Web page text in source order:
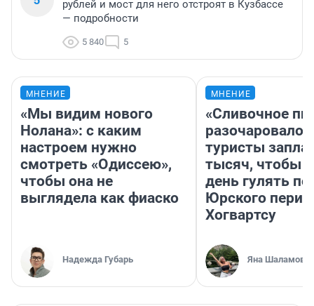
рублей и мост для него отстроят в Кузбассе
— подробности
5 840 5
МНЕНИЕ
«Мы видим нового
Нолана»: с каким
настроем нужно
смотреть «Одиссею»,
чтобы она не
выглядела как фиаско
Надежда Губарь
МНЕНИЕ
«Сливочное
разочаровало»:
туристы
тысяч, чтобы
день гулять по
Юрского
Хогвартсу
Яна Шаламова